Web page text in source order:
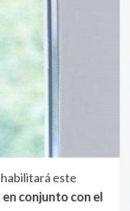
este
conjunto con el